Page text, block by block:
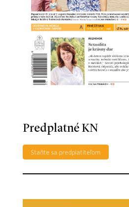
Predplatné KN
Staňte sa predplatiteľom